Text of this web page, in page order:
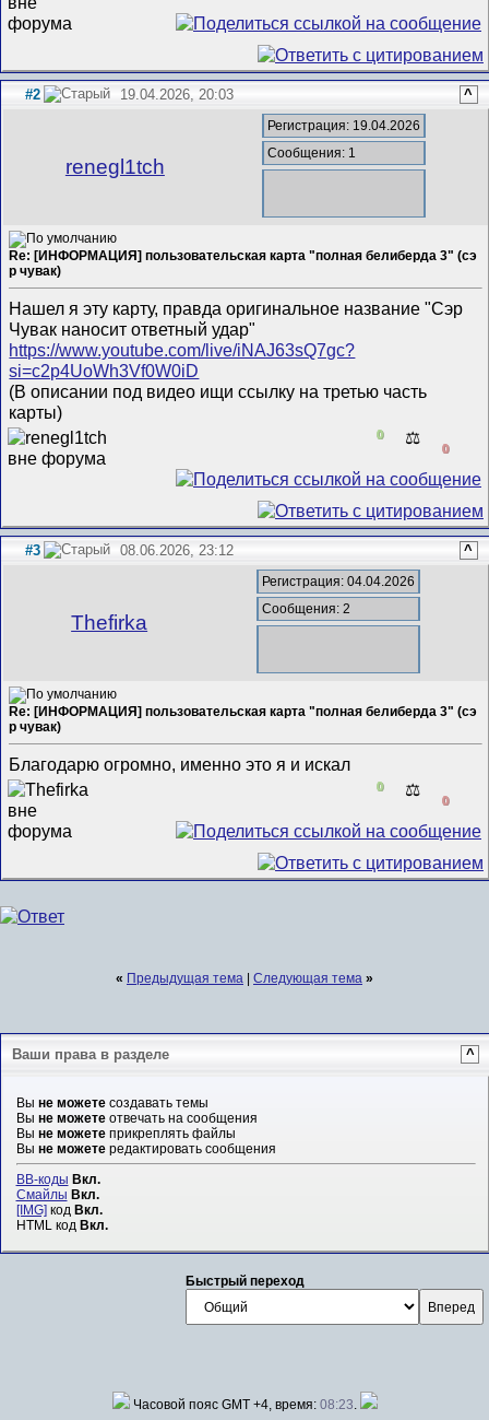
#2 19.04.2026, 20:03 ^
renegl1tch
Регистрация: 19.04.2026
Сообщения: 1
Re: [ИНФОРМАЦИЯ] пользовательская карта "полная белиберда 3" (сэ
р чувак)
Нашел я эту карту, правда оригинальное название "Сэр
Чувак наносит ответный удар"
https://www.youtube.com/live/iNAJ63sQ7gc?
si=c2p4UoWh3Vf0W0iD
(В описании под видео ищи ссылку на третью часть
карты)
0 ⚖️
0
#3 08.06.2026, 23:12 ^
Thefirka
Регистрация: 04.04.2026
Сообщения: 2
Re: [ИНФОРМАЦИЯ] пользовательская карта "полная белиберда 3" (сэ
р чувак)
Благодарю огромно, именно это я и искал
0 ⚖️
0
« Предыдущая тема Следующая тема »
Ваши права в разделе ^
Вы не можетесоздавать темы
Вы не можетеотвечать на сообщения
Вы не можетеприкреплять файлы
Вы не можетередактировать сообщения
BB-коды Вкл.
Смайлы Вкл.
[IMG]код Вкл.
HTML код Вкл.
Быстрый переход
Часовой пояс GMT +4, время: 08:23.